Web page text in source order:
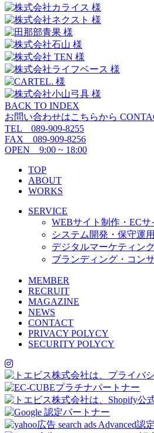
BACK TO INDEX
お問い合わせはこちらから
TEL 089-909-8255
FAX 089-909-8256
OPEN 9:00 ~ 18:00
TOP
ABOUT
WORKS
SERVICE
WEBサイト制作・ECサ
システム開発・保守運用
デジタルマーケティン
ブランディング・コン
MEMBER
RECRUIT
MAGAZINE
NEWS
CONTACT
PRIVACY POLYCY
SECURITY POLYCY